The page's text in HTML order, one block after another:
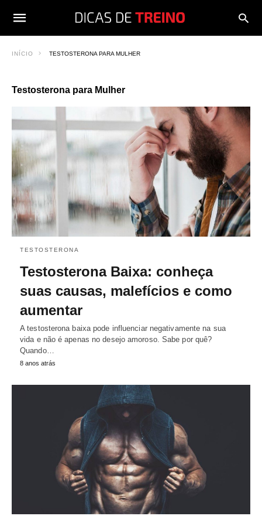
INÍCIO TESTOSTERONA PARA MULHER
Testosterona para Mulher
TESTOSTERONA
Testosterona Baixa: conheça
suas causas, malefícios e como
aumentar
A testosterona baixa pode influenciar negativamente na sua
vida e não é apenas no desejo amoroso. Sabe por quê?
Quando…
8 anos atrás